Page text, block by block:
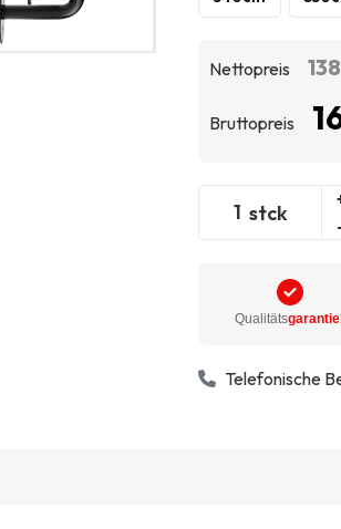
Nettopreis
Bruttopreis
stck
Qualitäts
Telefonische